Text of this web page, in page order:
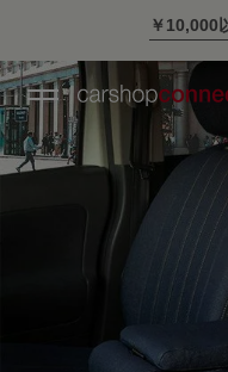
スタイリ